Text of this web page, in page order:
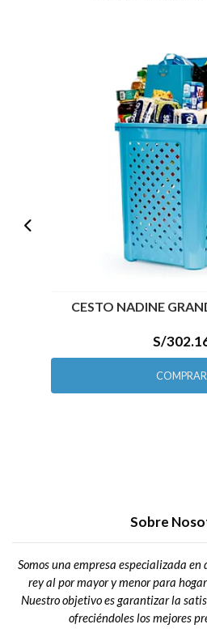
CESTO NADINE
S/
COMPRAR
Sobre
Somos una empresa especializada
rey al por mayor y menor para
Nuestro objetivo es garantizar la
ofreciéndoles los mejores